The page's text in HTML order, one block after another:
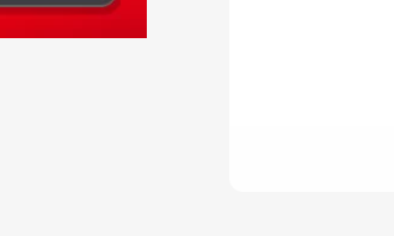
14 مرداد 1405